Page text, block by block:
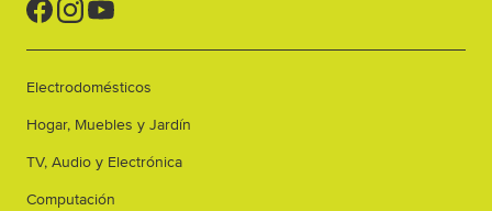
Electrodomésticos
Hogar, Muebles y Jardín
TV, Audio y Electrónica
Computación